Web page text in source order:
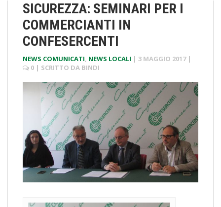
SICUREZZA: SEMINARI PER I
COMMERCIANTI IN
CONFESERCENTI
NEWS COMUNICATI, NEWS LOCALI | 3 MAGGIO 2017 |
0 | SCRITTO DA BINDI